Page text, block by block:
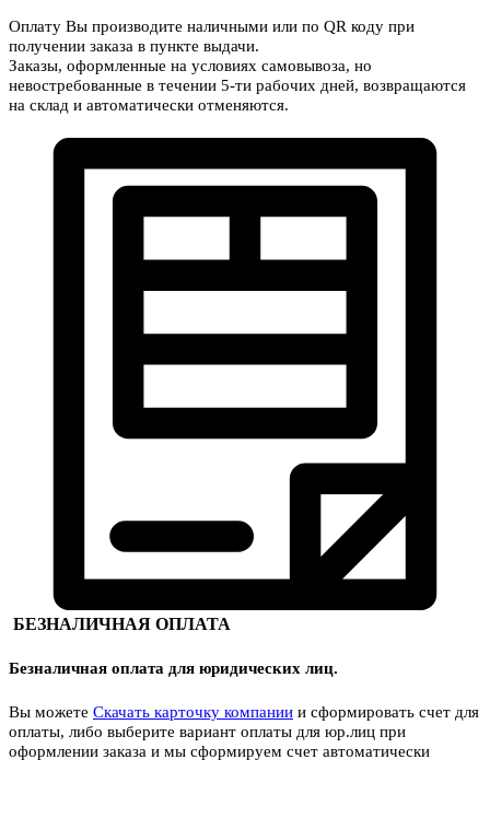
Оплату Вы производите наличными или по QR коду при
получении заказа в пункте выдачи.
Заказы, оформленные на условиях самовывоза, но
невостребованные в течении 5-ти рабочих дней, возвращаются
на склад и автоматически отменяются.
БЕЗНАЛИЧНАЯ ОПЛАТА
Безналичная оплата для юридических лиц.
Вы можете Скачать карточку компании и сформировать счет для
оплаты, либо выберите вариант оплаты для юр.лиц при
оформлении заказа и мы сформируем счет автоматически